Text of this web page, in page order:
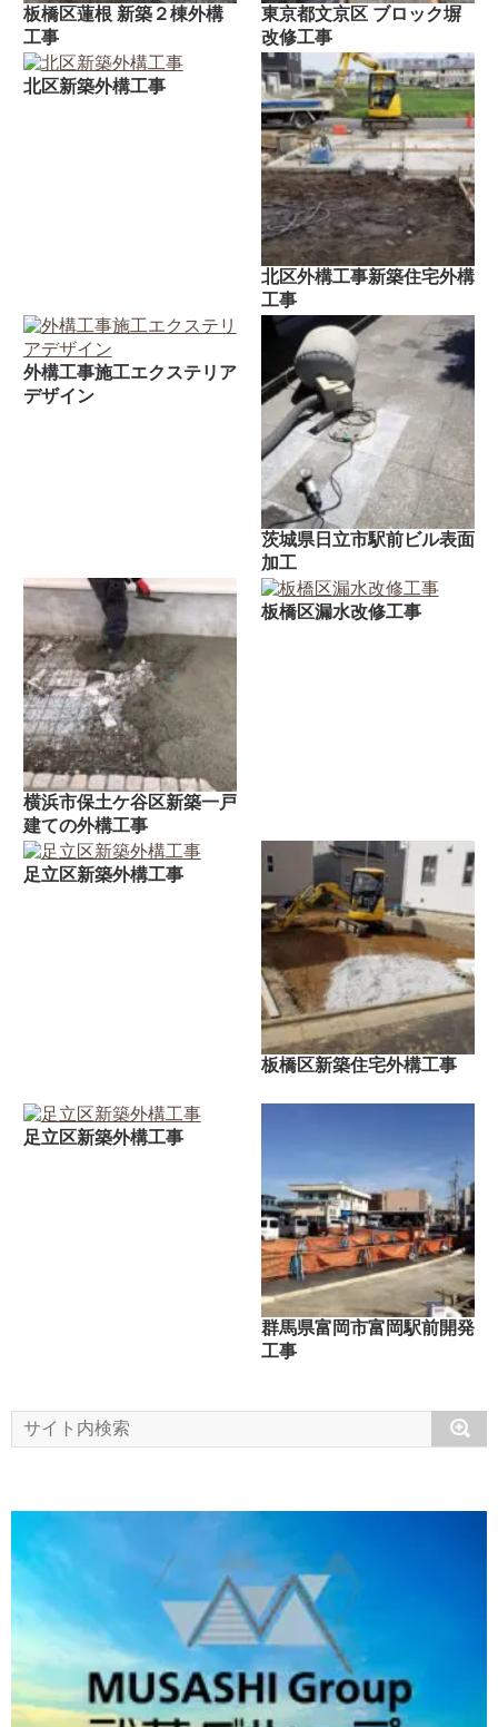
板橋区蓮根 新築２棟外構
工事
東京都文京区 ブロック塀
改修工事
北区新築外構工事
北区外構工事新築住宅外構
工事
外構工事施工エクステリア
デザイン
茨城県日立市駅前ビル表面
加工
横浜市保土ケ谷区新築一戸
建ての外構工事
板橋区漏水改修工事
足立区新築外構工事
板橋区新築住宅外構工事
足立区新築外構工事
群馬県富岡市富岡駅前開発
工事